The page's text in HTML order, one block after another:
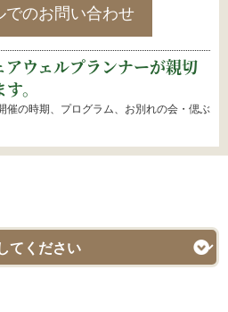
でのお問い合わせ
ウェルプランナーが親切
。
催の時期、プログラム、お別れの会・偲ぶ